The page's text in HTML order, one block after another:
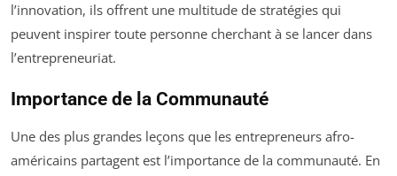
l’innovation, ils offrent une multitude de stratégies qui
peuvent inspirer toute personne cherchant à se lancer dans
l’entrepreneuriat.
Importance de la Communauté
Une des plus grandes leçons que les entrepreneurs afro-
américains partagent est l’importance de la communauté. En